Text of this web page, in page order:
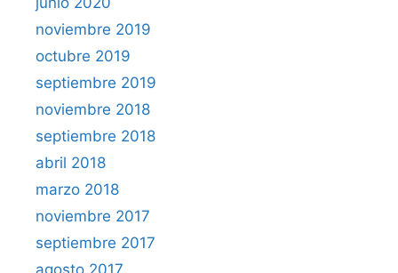
noviembre 2019
octubre 2019
septiembre 2019
noviembre 2018
septiembre 2018
abril 2018
marzo 2018
noviembre 2017
septiembre 2017
agosto 2017